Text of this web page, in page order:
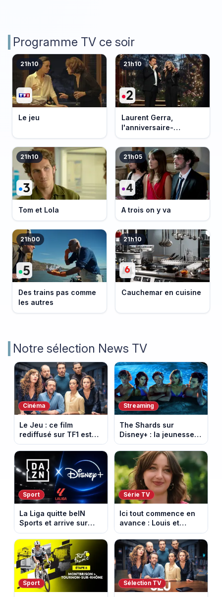
Programme TV ce soir
21h10
Le jeu
21h10
Laurent Gerra,
l'anniversaire-
événement
21h10
Tom et Lola
21h05
A trois on y va
21h00
Des trains pas comme
les autres
21h10
Cauchemar en cuisine
Notre sélection News TV
Cinéma
Le Jeu : ce film
rediffusé sur TF1 est
adapté d’un succès
italien devenu un
phénomène mondial
Streaming
The Shards sur
Disney+ : la jeunesse
dorée de Los Angeles
face à un tueur dans
les années 80
Sport
La Liga quitte beIN
Sports et arrive sur
DAZN et Disney+ en
France
Série TV
Ici tout commence en
avance : Louis et
Jasmine enfin en
couple. Episode du 7
août 2026 (spoiler)
Sport Sélection TV